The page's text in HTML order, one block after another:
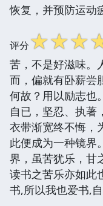
恢复，并预防运动
评分☆☆☆
苦，不是好滋味。
而，偏就有卧薪尝
何故？用以励志也
自已，坚忍、执
衣带渐宽终不悔，
此便成为一种镜界
界，虽苦犹乐，甘
读书之苦乐亦如此
书,所以我也爱书,